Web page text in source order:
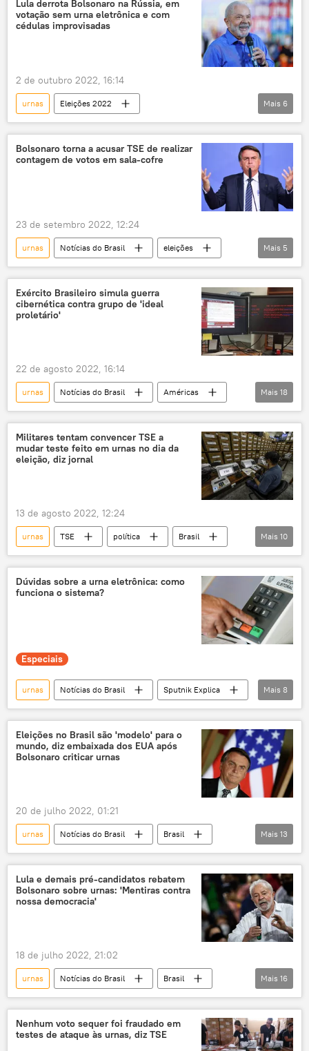
Lula derrota Bolsonaro na Rússia, em
votação sem urna eletrônica e com
cédulas improvisadas
2 de outubro 2022, 16:14
urnas
Eleições 2022
Luiz Inácio Lula da Silva
Jair Bolsonaro
política
Rússia
Edward Snowden
Mais 6
Bolsonaro torna a acusar TSE de realizar
contagem de votos em sala-cofre
23 de setembro 2022, 12:24
urnas Notícias do Brasil
eleições
Jair Bolsonaro
TSE
Forças Armadas
voto impresso
desinformação
Mais 5
Exército Brasileiro simula guerra
cibernética contra grupo de 'ideal
proletário'
22 de agosto 2022, 16:14
urnas Notícias do Brasil
Américas
Brasil
Exército
América do Sul
TSE
Tribunal Superior Eleitoral
exercício
exercício militar
guerra cibernética
cibercrime
ataque cibernético
Eleições 2022
eleições
urna eletrônica
Mais 18
Militares tentam convencer TSE a
mudar teste feito em urnas no dia da
eleição, diz jornal
13 de agosto 2022, 12:24
urnas TSE política
Brasil
Alexandre de Moraes
urna eletrônica
eleições
Eleições 2022
governo Bolsonaro
Mais 10
Dúvidas sobre a urna eletrônica: como
funciona o sistema?
Especiais
urnas Notícias do Brasil
Sputnik Explica
exclusiva
eleições
urna eletrônica
TSE
Brasil
sistema eleitoral
2022
Jair Bolsonaro
Mais 8
Eleições no Brasil são 'modelo' para o
mundo, diz embaixada dos EUA após
Bolsonaro criticar urnas
20 de julho 2022, 01:21
urnas Notícias do Brasil
Brasil
política
eleições
Eleições 2022
governo Bolsonaro
Jair Bolsonaro
urna eletrônica
sistema eleitoral
Supremo Tribunal Federal (STF)
Mais 13
Lula e demais pré-candidatos rebatem
Bolsonaro sobre urnas: 'Mentiras contra
nossa democracia'
18 de julho 2022, 21:02
urnas Notícias do Brasil
Brasil
governo Bolsonaro
política
Jair Bolsonaro
Luiz Inácio Lula da Silva
Ciro Gomes
Simone Tebet
Mais 16
Nenhum voto sequer foi fraudado em
testes de ataque às urnas, diz TSE